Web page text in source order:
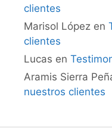
clientes
Marisol López en
clientes
Lucas en
Aramis Sierra
nuestros clientes